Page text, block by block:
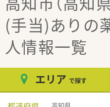
(手当)あり の
人情報一覧
エリア で探す